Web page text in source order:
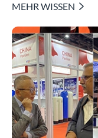
MEHR WISSEN 